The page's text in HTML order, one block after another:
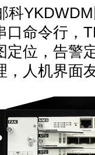
YKDWDM
口命令行，
定位，告警
，人机界面